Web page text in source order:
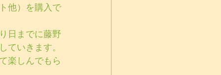
他）を購入で
日までに藤野
いきます。
楽しんでもら